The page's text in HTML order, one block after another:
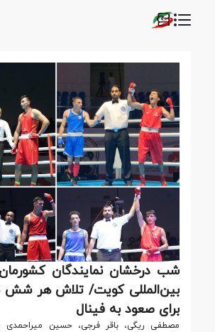
شب درخشان نمایندگان
بین‌المللی کویت/ تلاش هر شش
برای صعود به فینال
مصطفی ریگی، باقر فرجی، حسین